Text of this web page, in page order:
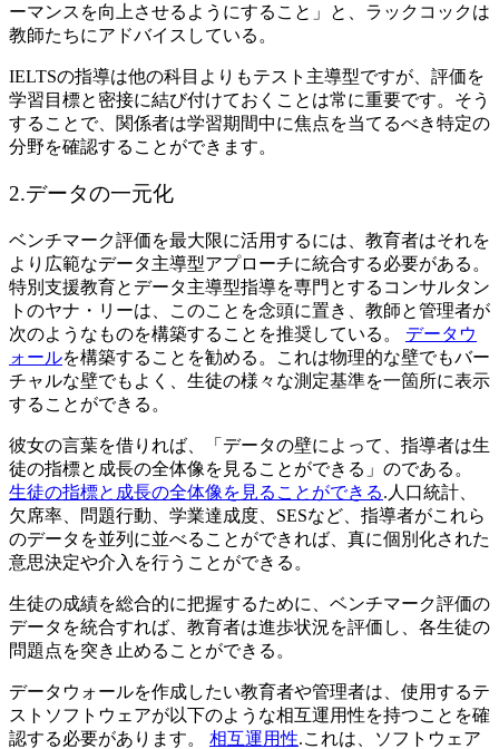
ーマンスを向上させるようにすること」と、ラックコックは
教師たちにアドバイスしている。
IELTSの指導は他の科目よりもテスト主導型ですが、評価を
学習目標と密接に結び付けておくことは常に重要です。そう
することで、関係者は学習期間中に焦点を当てるべき特定の
分野を確認することができます。
2.データの一元化
ベンチマーク評価を最大限に活用するには、教育者はそれを
より広範なデータ主導型アプローチに統合する必要がある。
特別支援教育とデータ主導型指導を専門とするコンサルタン
トのヤナ・リーは、このことを念頭に置き、教師と管理者が
次のようなものを構築することを推奨している。 データウ
ォールを構築することを勧める。これは物理的な壁でもバー
チャルな壁でもよく、生徒の様々な測定基準を一箇所に表示
することができる。
彼女の言葉を借りれば、「データの壁によって、指導者は生
徒の指標と成長の全体像を見ることができる」のである。
生徒の指標と成長の全体像を見ることができる.人口統計、
欠席率、問題行動、学業達成度、SESなど、指導者がこれら
のデータを並列に並べることができれば、真に個別化された
意思決定や介入を行うことができる。
生徒の成績を総合的に把握するために、ベンチマーク評価の
データを統合すれば、教育者は進歩状況を評価し、各生徒の
問題点を突き止めることができる。
データウォールを作成したい教育者や管理者は、使用するテ
ストソフトウェアが以下のような相互運用性を持つことを確
認する必要があります。 相互運用性.これは、ソフトウェア